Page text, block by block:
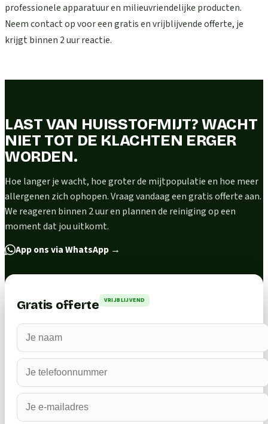
professionele apparatuur en milieuvriendelijke producten.
Neem contact op voor een gratis en vrijblijvende offerte, je
krijgt binnen 2 uur reactie.
LAST VAN HUISSTOFMIJT? WACHT
NIET TOT DE KLACHTEN ERGER
WORDEN.
Hoe langer je wacht, hoe groter de mijtpopulatie en hoe meer
allergenen zich ophopen. Vraag vandaag een gratis offerte aan.
We reageren binnen 2 uur en plannen de reiniging op een
moment dat jou uitkomt.
App ons via WhatsApp →
Gratis offerte VRIJBLIJVEND